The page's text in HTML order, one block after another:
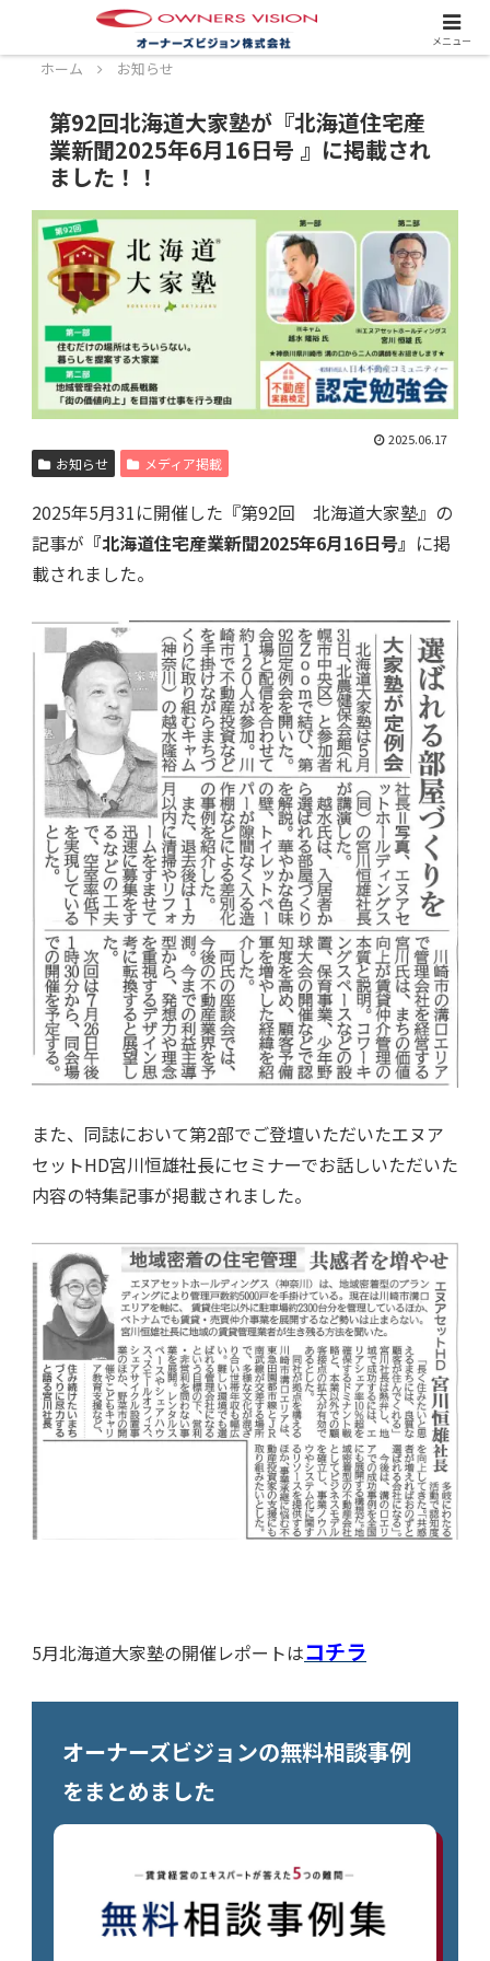
スタッフ募集中！詳しくはこちら！
ホーム お知らせ
第92回北海道大家塾が『北海道住宅産
業新聞2025年6月16日号 』に掲載され
ました！！
2025.06.17
お知らせ メディア掲載
2025年5月31に開催した『第92回 北海道大家塾』の
記事が 『北海道住宅産業新聞2025年6月16日号』 に掲
載されました。
また、同誌において第2部でご登壇いただいたエヌア
セットHD宮川恒雄社長にセミナーでお話しいただいた
内容の特集記事が掲載されました。
5月北海道大家塾の開催レポートはコチラ
オーナーズビジョンの無料相談事例
をまとめました
メニュー